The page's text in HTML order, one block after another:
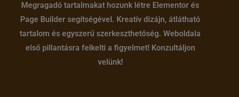
Megragadó tartalmakat hozunk létre Elementor és
Page Builder segítségével. Kreatív dizájn, átlátható
tartalom és egyszerű szerkeszthetőség. Weboldala
első pillantásra felkelti a figyelmet! Konzultáljon
velünk!